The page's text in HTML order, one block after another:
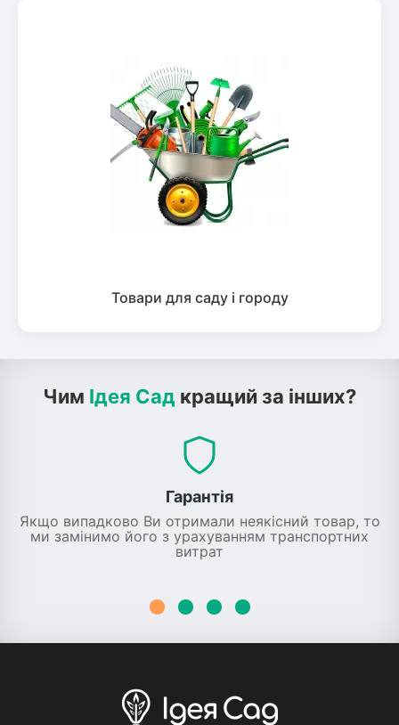
Товари для саду і городу
Чим Ідея Сад кращий за інших?
Гарантія
Якщо випадково Ви отримали неякісний товар, то
ми замінимо його з урахуванням транспортних
витрат